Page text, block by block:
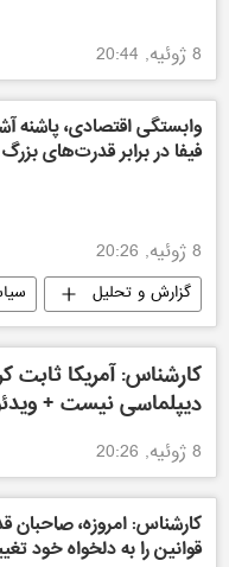
8 ژوئیه, 20:44
وابستگی اقتصادی، پاشنه
فیفا در برابر قدرت‌های بزرگ
8 ژوئیه, 20:26
گزارش و تحلیل
کارشناس: آمریکا
دیپلماسی نیست +
8 ژوئیه, 20:26
کارشناس: امروزه، صاحبان
قوانین را به دلخواه خود